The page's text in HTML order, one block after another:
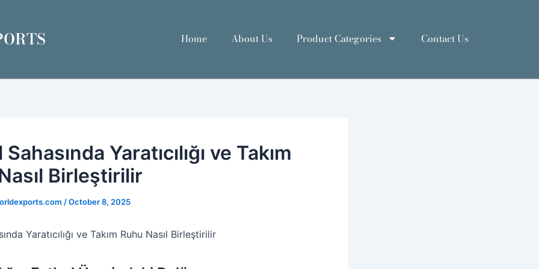
Home About Us Product Categories Contact Us
Yaratıcılığı ve Takım
Birleştirilir
/October 8, 2025
Yaratıcılığı ve Takım Ruhu Nasıl Birleştirilir